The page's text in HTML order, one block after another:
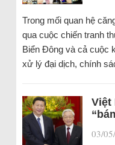
Trong mối quan hệ
qua cuộc chiến tranh
Biển Đông và cả cuộc
xử lý đại dịch, chính
Việt
03/